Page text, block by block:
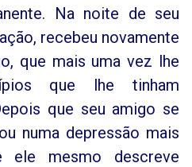
Na noite de seu
recebeu novamente
que mais uma vez lhe
que lhe tinham
que seu amigo se
numa depressão mais
ele mesmo descreve